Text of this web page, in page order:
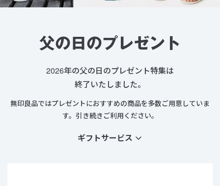
父の日のプレゼント
2026年の父の日のプレゼント特集は
終了いたしました。
無印良品ではプレゼントにおすすめの商品を多数ご用意していま
す。 引き続きご利用ください。
ギフトサービス